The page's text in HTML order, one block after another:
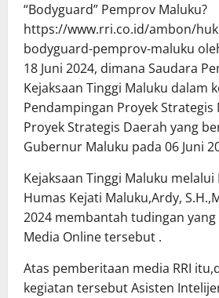
“Bodyguard” Pemprov Maluku?
https://www.rri.co.id/ambon/
bodyguard-pemprov-maluku
18 Juni 2024, dimana Saudara
Kejaksaan Tinggi Maluku dalam
Pendampingan Proyek Strategis
Proyek Strategis Daerah yang
Gubernur Maluku pada 06 Juni
Kejaksaan Tinggi Maluku melalui
Humas Kejati Maluku,Ardy,
2024 membantah tudingan
Media Online tersebut .
Atas pemberitaan media RRI
kegiatan tersebut Asisten